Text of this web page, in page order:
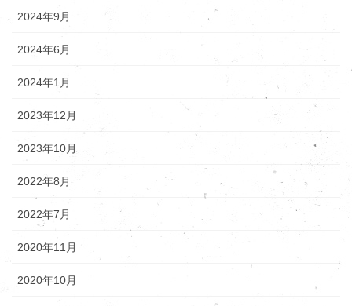
2024年9月
2024年6月
2024年1月
2023年12月
2023年10月
2022年8月
2022年7月
2020年11月
2020年10月